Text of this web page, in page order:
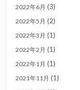
2022年6月 (3)
2022年5月 (2)
2022年3月 (1)
2022年2月 (1)
2022年1月 (1)
2021年11月 (1)